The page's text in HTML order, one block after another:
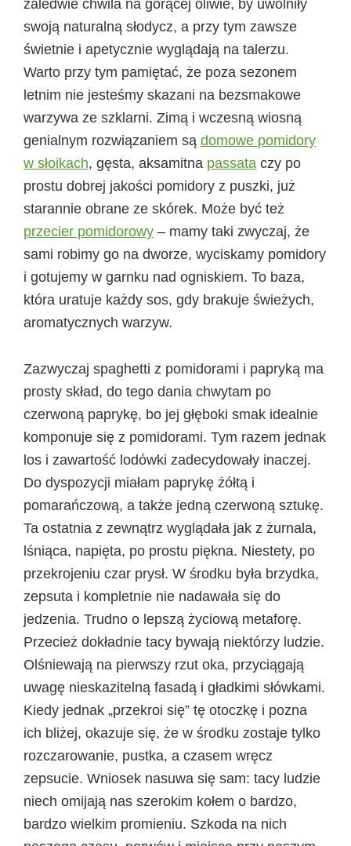
zaledwie chwila na gorącej oliwie, by uwolniły
swoją naturalną słodycz, a przy tym zawsze
świetnie i apetycznie wyglądają na talerzu.
Warto przy tym pamiętać, że poza sezonem
letnim nie jesteśmy skazani na bezsmakowe
warzywa ze szklarni. Zimą i wczesną wiosną
genialnym rozwiązaniem są domowe pomidory
w słoikach, gęsta, aksamitna passata czy po
prostu dobrej jakości pomidory z puszki, już
starannie obrane ze skórek. Może być też
przecier pomidorowy – mamy taki zwyczaj, że
sami robimy go na dworze, wyciskamy pomidory
i gotujemy w garnku nad ogniskiem. To baza,
która uratuje każdy sos, gdy brakuje świeżych,
aromatycznych warzyw.
Zazwyczaj spaghetti z pomidorami i papryką ma
prosty skład, do tego dania chwytam po
czerwoną paprykę, bo jej głęboki smak idealnie
komponuje się z pomidorami. Tym razem jednak
los i zawartość lodówki zadecydowały inaczej.
Do dyspozycji miałam paprykę żółtą i
pomarańczową, a także jedną czerwoną sztukę.
Ta ostatnia z zewnątrz wyglądała jak z żurnala,
lśniąca, napięta, po prostu piękna. Niestety, po
przekrojeniu czar prysł. W środku była brzydka,
zepsuta i kompletnie nie nadawała się do
jedzenia. Trudno o lepszą życiową metaforę.
Przecież dokładnie tacy bywają niektórzy ludzie.
Olśniewają na pierwszy rzut oka, przyciągają
uwagę nieskazitelną fasadą i gładkimi słówkami.
Kiedy jednak „przekroi się” tę otoczkę i pozna
ich bliżej, okazuje się, że w środku zostaje tylko
rozczarowanie, pustka, a czasem wręcz
zepsucie. Wniosek nasuwa się sam: tacy ludzie
niech omijają nas szerokim kołem o bardzo,
bardzo wielkim promieniu. Szkoda na nich